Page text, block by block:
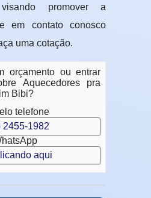
promover a
em contato conosco
uma cotação.
orçamento ou entrar
Aquecedores pra
Bibi?
telefone
2455-1982
aqui